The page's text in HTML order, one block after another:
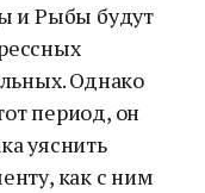
и Рыбы будут
Однако
период, он
уяснить
как с ним